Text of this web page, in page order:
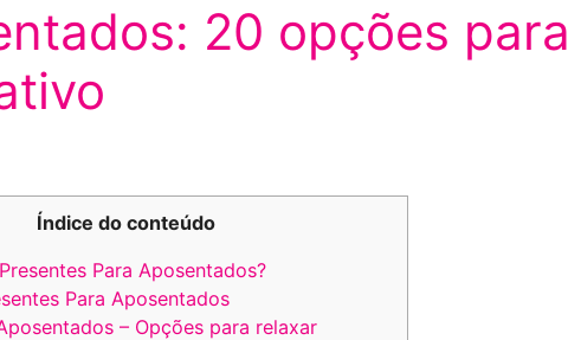
20 opções para
Índice do conteúdo
Para Aposentados?
Para Aposentados
– Opções para relaxar